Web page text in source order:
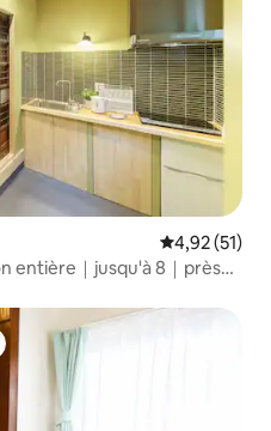
Évaluation
4,92 (51)
entière｜jusqu'à 8｜près
appréciés